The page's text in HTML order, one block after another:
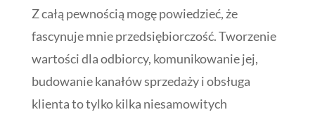
Z całą pewnością mogę powiedzieć, że
fascynuje mnie przedsiębiorczość. Tworzenie
wartości dla odbiorcy, komunikowanie jej,
budowanie kanałów sprzedaży i obsługa
klienta to tylko kilka niesamowitych